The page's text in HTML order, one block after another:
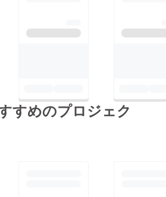
すめのプロジェク